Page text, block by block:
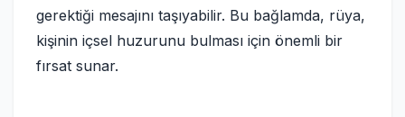
gerektiği mesajını taşıyabilir. Bu bağlamda, rüya,
kişinin içsel huzurunu bulması için önemli bir
fırsat sunar.